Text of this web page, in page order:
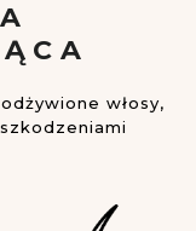
włosy,